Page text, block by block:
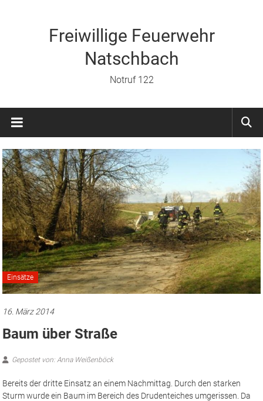
Freiwillige Feuerwehr
Natschbach
Notruf 122
Einsätze
16. März 2014
Baum über Straße
Gepostet von: Anna Weißenböck
Bereits der dritte Einsatz an einem Nachmittag. Durch den starken
Sturm wurde ein Baum im Bereich des Drudenteiches umgerissen. Da